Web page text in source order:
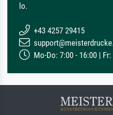
lo.
+43 4257 29415
Mo-Do: 7:00 - 16:00 |